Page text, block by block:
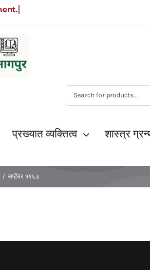
Search
for:
प्रख्यात व्यक्तित्व शास्त्र
सप्टेंबर १९६३